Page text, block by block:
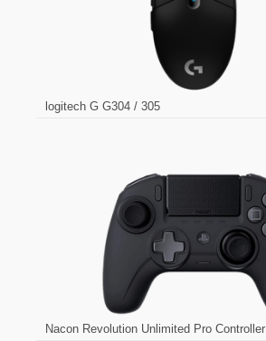
logitech G G304 / 305
Nacon Revolution Unlimited Pro Controller